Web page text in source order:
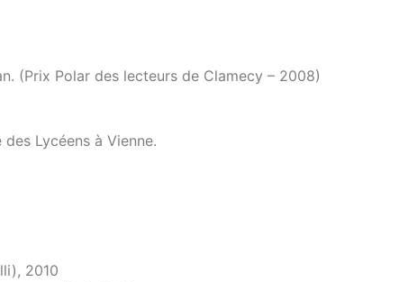
(Prix Polar des lecteurs de Clamecy – 2008)
Lycéens à Vienne.
2010